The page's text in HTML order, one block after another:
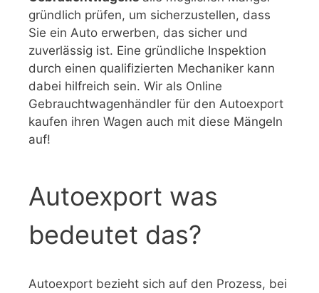
gründlich prüfen, um sicherzustellen, dass
Sie ein Auto erwerben, das sicher und
zuverlässig ist. Eine gründliche Inspektion
durch einen qualifizierten Mechaniker kann
dabei hilfreich sein. Wir als Online
Gebrauchtwagenhändler für den Autoexport
kaufen ihren Wagen auch mit diese Mängeln
auf!
Autoexport was
bedeutet das?
Autoexport bezieht sich auf den Prozess, bei